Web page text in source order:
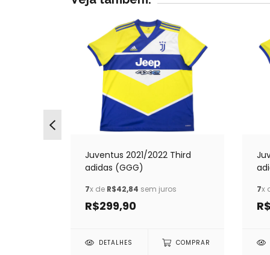
Juventus 2021/2022 Third
adidas (GGG)
7x de R$42,84 sem juros
R$299,90
DETALHES COMPRAR
7x